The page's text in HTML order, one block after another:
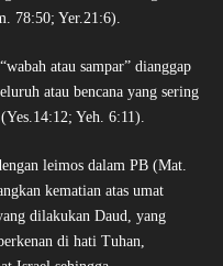
78:50; Yer.21:6).
atau sampar” dianggap
atau bencana yang sering
Yeh. 6:11).
leimos dalam PB (Mat.
kematian atas umat
dilakukan Daud, yang
di hati Tuhan,